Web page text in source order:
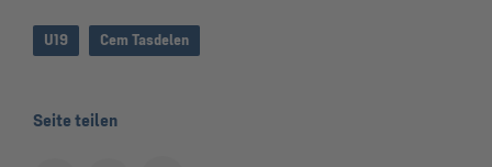
U19 Cem Tasdelen
Seite teilen